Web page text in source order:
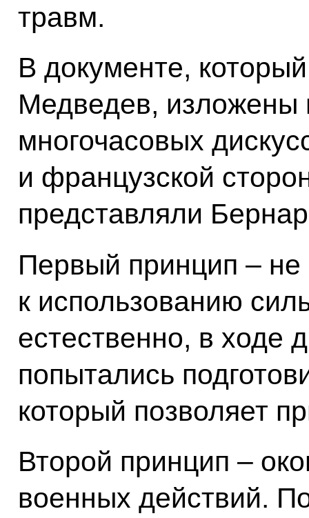
травм.
В документе,
Медведев, изложены
многочасовых
и французской
представляли
Первый принцип – не
к использованию
естественно, в ходе
попытались
который позволяет
Второй принцип –
военных действий.